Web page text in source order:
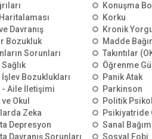
|
YKS Sonuçları Sonrası
Tercih Stratejileri | TV100 |
Uzman Psikolojik Danışman
Özgür Akoğlan
25 Temmuz 2026 0 izleme
Davranış
Bozukluk
Sorunları
Bozuklukları
- Aile İletişimi
Okul
Zeka
Depresyon
Davranış Sorunları
Konuşma
Korku
Kronik
Madde
Takıntılar
Öğrenme
Panik Atak
Parkinson
Politik
Psikiyatride
Sanal
Sosyal Fobi